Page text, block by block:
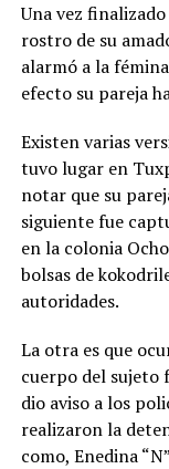
Una vez
rostro de su
alarmó a la
efecto su pareja
Existen varias
tuvo lugar en
notar que su
siguiente fue
en la colonia
bolsas de
autoridades.
La otra es que
cuerpo del sujeto
dio aviso a los
realizaron la
como, Enedina